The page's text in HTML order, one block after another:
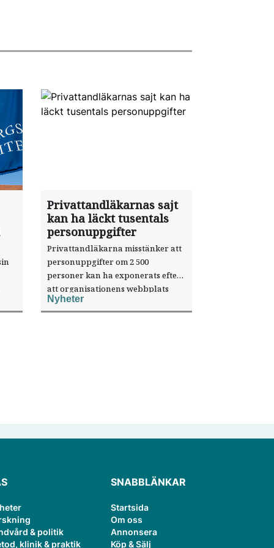
Privattandläkarnas sajt
kan ha läckt tusentals
personuppgifter
Privattandläkarna misstänker att
personuppgifter om 2 500
personer kan ha exponerats efter
att organisationens webbplats
utnyttjats genom en sårbarhet i ett
publiceringsverktyg.
Nyheter
& politik
klinik & praktik
SNABBLÄNKAR
Startsida
Om oss
Annonsera
Köp & Sälj